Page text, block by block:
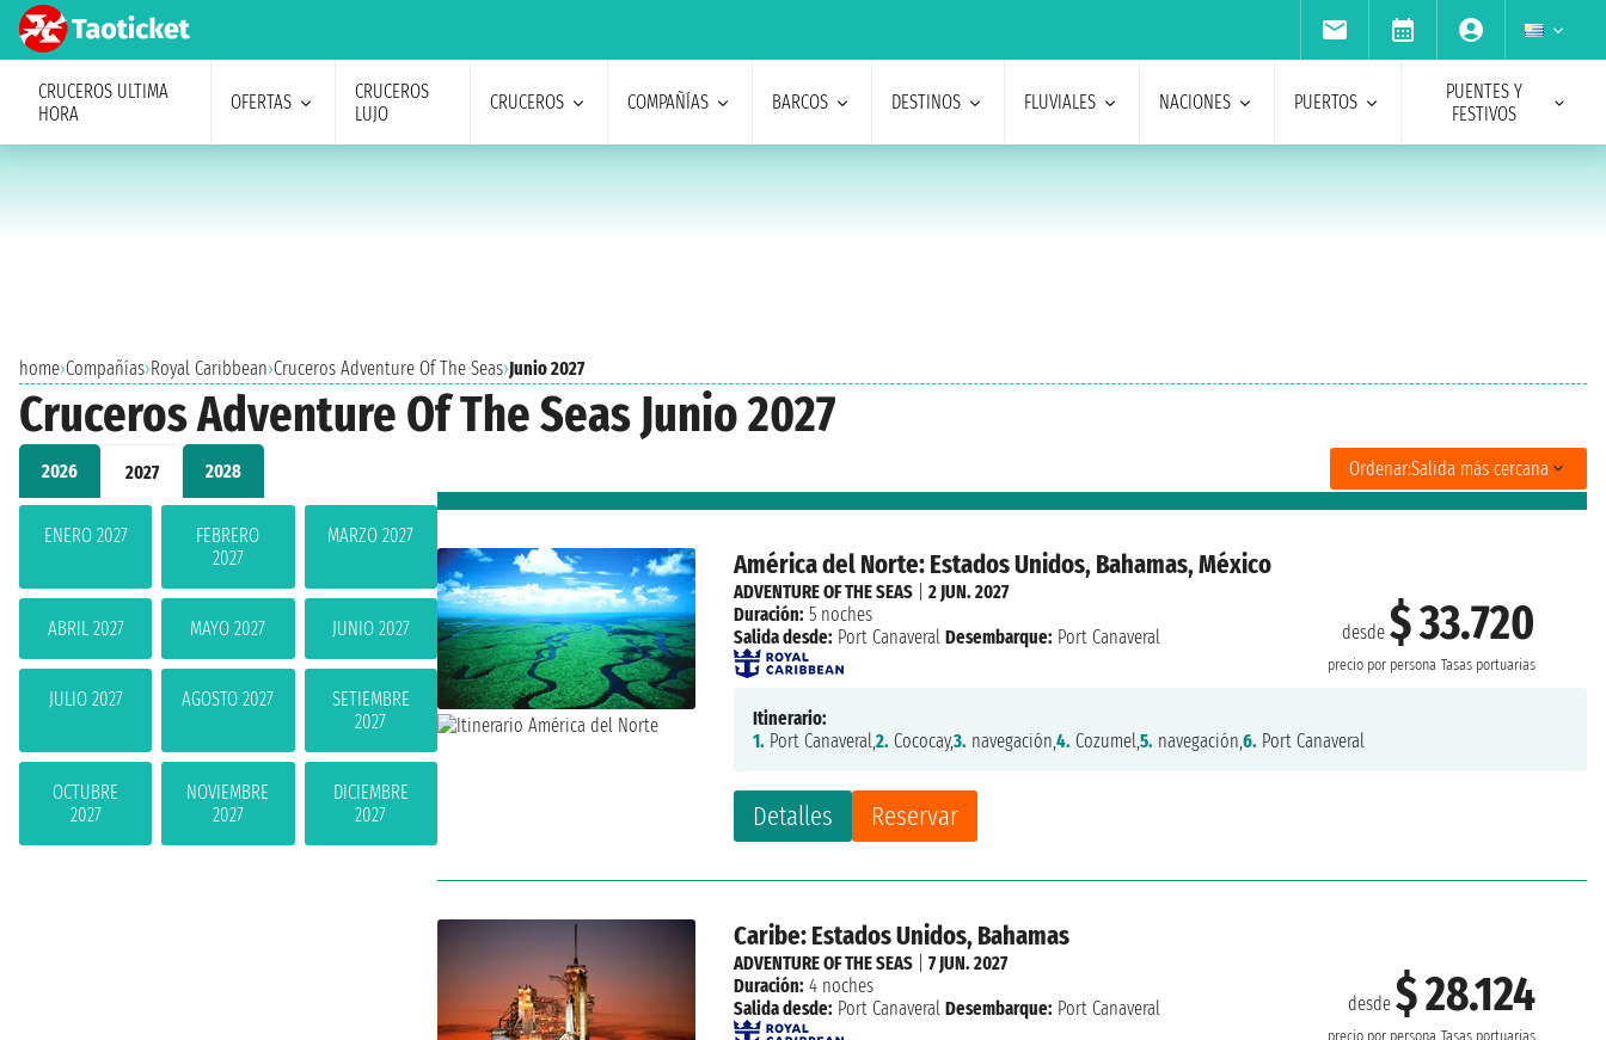
CRUCEROS ULTIMA
HORA
OFERTAS
CRUCEROS
LUJO
CRUCEROS COMPAÑÍAS BARCOS DESTINOS FLUVIALES NACIONES PUERTOS
PUENTES Y
FESTIVOS
home›Compañías›Royal Caribbean›Cruceros Adventure Of The Seas›Junio 2027
Cruceros Adventure Of The Seas Junio 2027
2026 2027 2028
ENERO 2027
FEBRERO
2027
MARZO 2027
ABRIL 2027 MAYO 2027 JUNIO 2027
JULIO 2027 AGOSTO 2027
SETIEMBRE
2027
OCTUBRE
2027
NOVIEMBRE
2027
DICIEMBRE
2027
Ordenar:Salida más cercana
América del Norte: Estados Unidos, Bahamas, México
desde$ 33.720
precio por persona Tasas portuarias
Detalles Reservar
ADVENTURE OF THE SEAS |2 JUN. 2027
Duración: 5 noches
Salida desde: Port Canaveral Desembarque: Port Canaveral
Itinerario:
1. Port Canaveral,2. Cococay,3. navegación,4. Cozumel,5. navegación,6. Port Canaveral
Caribe: Estados Unidos, Bahamas
desde$ 28.124
precio por persona Tasas portuarias
ADVENTURE OF THE SEAS |7 JUN. 2027
Duración: 4 noches
Salida desde: Port Canaveral Desembarque: Port Canaveral